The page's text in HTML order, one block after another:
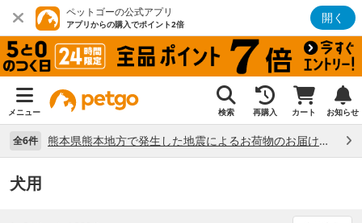
ペットゴーの公式アプリ
アプリからの購入でポイント2倍 開く
メニュー 検索 再購入 カート お知らせ
全6件 熊本県熊本地方で発生した地震によるお荷物のお届け状況について （7/28）
犬用